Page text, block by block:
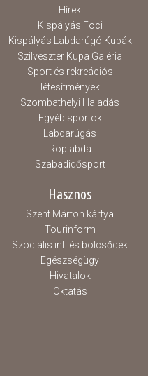
Hírek
Kispályás Foci
Kispályás Labdarúgó Kupák
Szilveszter Kupa Galéria
Sport és rekreációs
létesítmények
Szombathelyi Haladás
Egyéb sportok
Labdarúgás
Röplabda
Szabadidősport
Hasznos
Szent Márton kártya
Tourinform
Szociális int. és bölcsődék
Egészségügy
Hivatalok
Oktatás